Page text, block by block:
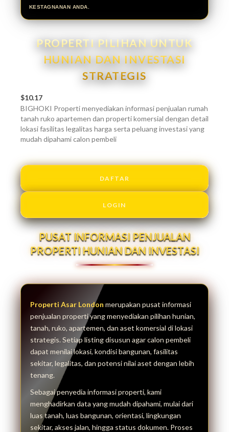
KESTAGNANAN ANDA.
PROPERTI PILIHAN UNTUK
HUNIAN DAN INVESTASI
STRATEGIS
$10.17
BIGHOKI Properti menyediakan informasi penjualan rumah
tanah ruko apartemen dan properti komersial dengan detail
lokasi fasilitas legalitas harga serta peluang investasi yang
mudah dipahami calon pembeli
DAFTAR
LOGIN
PUSAT INFORMASI PENJUALAN
PROPERTI HUNIAN DAN INVESTASI
Properti Asar London merupakan pusat informasi
penjualan properti yang menyediakan pilihan hunian,
tanah, ruko, apartemen, dan aset komersial di lokasi
strategis. Setiap listing disusun agar calon pembeli
dapat menilai lokasi, kondisi bangunan, fasilitas
sekitar, legalitas, dan potensi nilai aset dengan lebih
tenang.
Sebagai penyedia informasi properti, kami
menghadirkan data yang mudah dipahami, mulai dari
luas tanah, luas bangunan, orientasi, lingkungan
sekitar, akses jalan, hingga status dokumen. Proses